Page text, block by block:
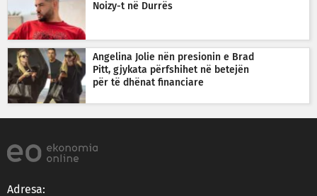
Noizy-t në Durrës
Angelina Jolie nën presionin e Brad
Pitt, gjykata përfshihet në betejën
për të dhënat financiare
Adresa: